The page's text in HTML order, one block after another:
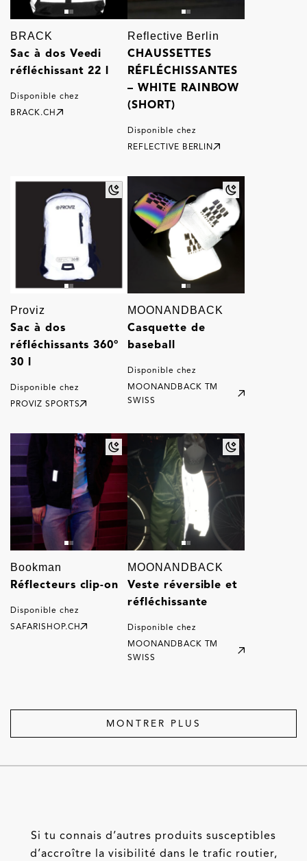
BRACK
Sac à dos Veedi
réfléchissant 22 l
Disponible chez
BRACK.CH
Reflective Berlin
CHAUSSETTES
RÉFLÉCHISSANTES
– WHITE RAINBOW
(SHORT)
Disponible chez
REFLECTIVE BERLIN
Proviz
Sac à dos
réfléchissants 360°
30 l
Disponible chez
PROVIZ SPORTS
MOONANDBACK
Casquette de
baseball
Disponible chez
MOONANDBACK TM
SWISS
Bookman
Réflecteurs clip-on
Disponible chez
SAFARISHOP.CH
MOONANDBACK
Veste réversible et
réfléchissante
Disponible chez
MOONANDBACK TM
SWISS
MONTRER PLUS
Si tu connais d’autres produits susceptibles
d’accroître la visibilité dans le trafic routier,